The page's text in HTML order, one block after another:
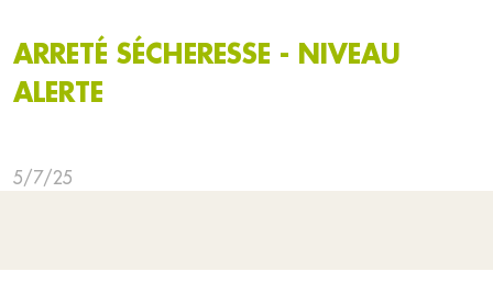
ARRETÉ SÉCHERESSE - NIVEAU
ALERTE
5/7/25